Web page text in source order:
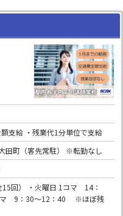
支給 ・残業代1分単位で支給
田町（客先常駐） ※転勤なし
15回） ・火曜日 1コマ 14：
9：30～12：40 ※ほぼ残